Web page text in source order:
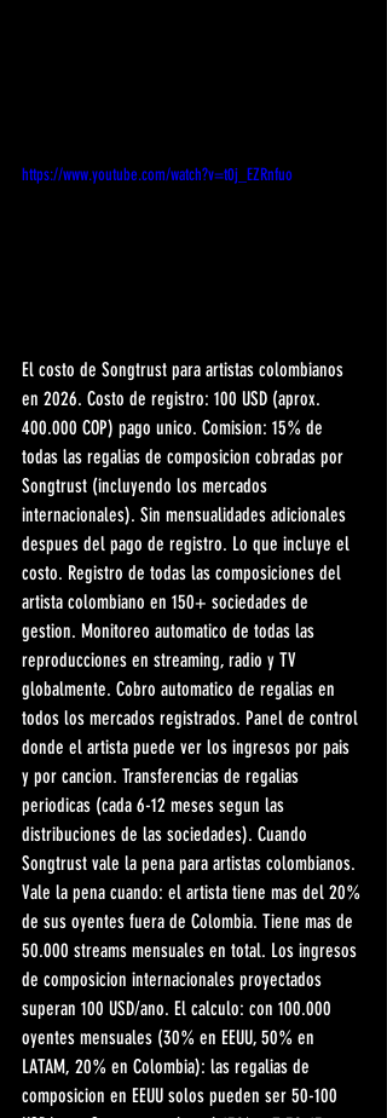
https://www.youtube.com/watch?v=t0j_EZRnfuo
El costo de Songtrust para artistas colombianos
en 2026. Costo de registro: 100 USD (aprox.
400.000 COP) pago unico. Comision: 15% de
todas las regalias de composicion cobradas por
Songtrust (incluyendo los mercados
internacionales). Sin mensualidades adicionales
despues del pago de registro. Lo que incluye el
costo. Registro de todas las composiciones del
artista colombiano en 150+ sociedades de
gestion. Monitoreo automatico de todas las
reproducciones en streaming, radio y TV
globalmente. Cobro automatico de regalias en
todos los mercados registrados. Panel de control
donde el artista puede ver los ingresos por pais
y por cancion. Transferencias de regalias
periodicas (cada 6-12 meses segun las
distribuciones de las sociedades). Cuando
Songtrust vale la pena para artistas colombianos.
Vale la pena cuando: el artista tiene mas del 20%
de sus oyentes fuera de Colombia. Tiene mas de
50.000 streams mensuales en total. Los ingresos
de composicion internacionales proyectados
superan 100 USD/ano. El calculo: con 100.000
oyentes mensuales (30% en EEUU, 50% en
LATAM, 20% en Colombia): las regalias de
composicion en EEUU solos pueden ser 50-100